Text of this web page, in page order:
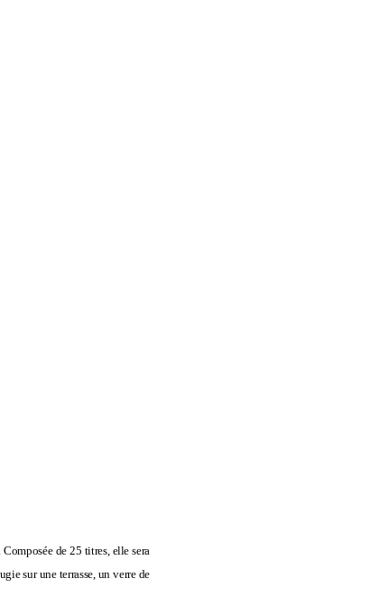
de 25 titres, elle sera
sur une terrasse, un verre de